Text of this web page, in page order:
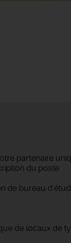
partenaire
du poste
de bureau
de locaux de